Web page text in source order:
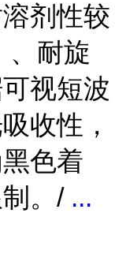
剂性较
、耐旋
视短波
收性，
色着
。/ ...